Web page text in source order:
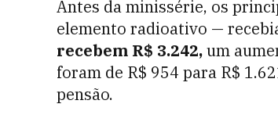
Antes da minissérie, os
elemento radioativo —
recebem R$ 3.242,um
foram de R$ 954 para R$
pensão.